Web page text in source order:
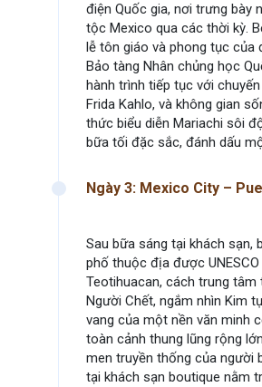
điện Quốc gia, nơi trưng bày
tộc Mexico qua các thời kỳ.
lễ tôn giáo và phong tục
Bảo tàng Nhân chủng học
hành trình tiếp tục với
Frida Kahlo, và không gian
thức biểu diễn Mariachi sôi
bữa tối đặc sắc, đánh dấu
Ngày 3: Mexico City –
Sau bữa sáng tại khách sạn,
phố thuộc địa được
Teotihuacan, cách trung
Người Chết, ngắm nhìn Kim
vang của một nền văn minh
toàn cảnh thung lũng rộng
men truyền thống của người
tại khách sạn boutique nằm